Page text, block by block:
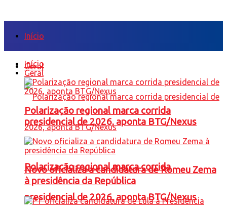
Início
Geral
Polarização regional marca corrida
presidencial de 2026, aponta BTG/Nexus
Início
Geral
Polarização regional marca corrida
presidencial de 2026, aponta BTG/Nexus
Novo oficializa a candidatura de Romeu Zema
à presidência da República